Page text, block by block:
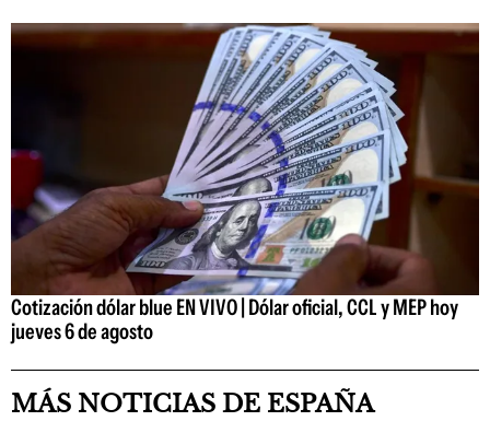
Cotización dólar blue EN VIVO | Dólar oficial, CCL y MEP hoy
jueves 6 de agosto
MÁS NOTICIAS DE ESPAÑA